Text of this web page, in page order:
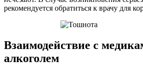
рекомендуется обратиться к врачу для
Взаимодействие с
алкоголем